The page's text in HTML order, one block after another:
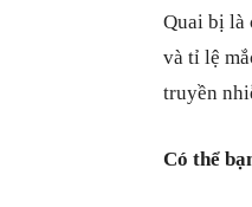
Quai bị là
và tỉ lệ
truyền
Có thể